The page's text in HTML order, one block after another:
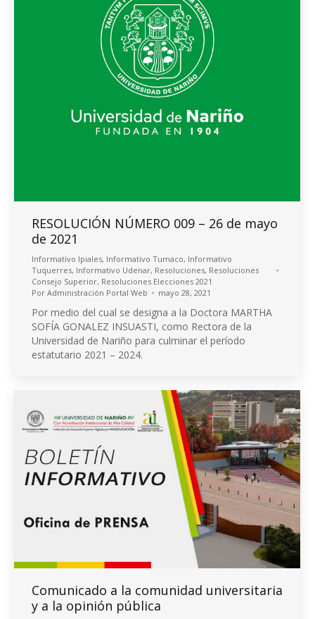
RESOLUCIÓN NÚMERO 009 – 26 de mayo
de 2021
Informativo Ipiales, Informativo Tumaco, Informativo
Tuquerres, Informativo Udenar, Resoluciones, Resoluciones
Consejo Superior, Resoluciones Elecciones 2021
Por Administración Portal Web mayo 28, 2021
Por medio del cual se designa a la Doctora MARTHA
SOFÍA GONALEZ INSUASTI, como Rectora de la
Universidad de Nariño para culminar el período
estatutario 2021 – 2024.
Comunicado a la comunidad universitaria
y a la opinión pública